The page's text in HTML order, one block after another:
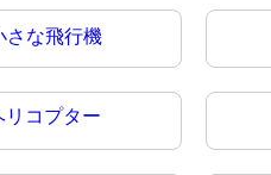
さな飛行機
リコプター